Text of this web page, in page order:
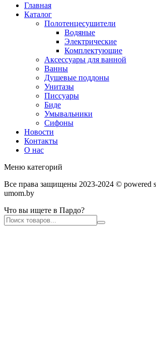
Главная
Каталог
Полотенцесушители
Водяные
Электрические
Комплектующие
Аксессуары для ванной
Ванны
Душевые поддоны
Унитазы
Писсуары
Биде
Умывальники
Сифоны
Новости
Контакты
О нас
Меню категорий
Все права защищены 2023-2024 © powered
umom.by
Что вы ищете в Пардо?